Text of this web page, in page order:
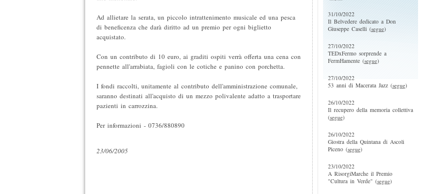
Ad allietare la serata, un piccolo intrattenimento musicale ed una pesca
di beneficenza che darà diritto ad un premio per ogni biglietto
acquistato.
Con un contributo di 10 euro, ai graditi ospiti verrà offerta una cena con
pennette all'arrabiata, fagioli con le cotiche e panino con porchetta.
I fondi raccolti, unitamente al contributo dell'amministrazione comunale,
saranno destinati all'acquisto di un mezzo polivalente adatto a trasportare
pazienti in carrozzina.
Per informazioni - 0736/880890
23/06/2005
31/10/2022
Il Belvedere dedicato a Don
Giuseppe Caselli (segue)
27/10/2022
TEDxFermo sorprende a
FermHamente (segue)
27/10/2022
53 anni di Macerata Jazz (segue)
26/10/2022
Il recupero della memoria collettiva
(segue)
26/10/2022
Giostra della Quintana di Ascoli
Piceno (segue)
23/10/2022
A RisorgiMarche il Premio
"Cultura in Verde" (segue)